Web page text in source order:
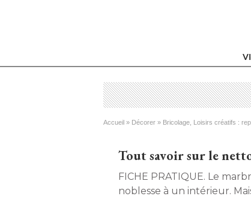
Vous êtes ici
Accueil » Décorer » Bricolage, Loisirs créatifs :
Tout savoir sur le
FICHE PRATIQUE. Le marbre apporte une certaine
noblesse à un intérieur.